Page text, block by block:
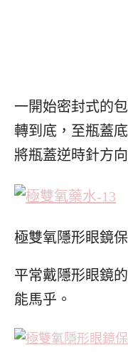
一開始密封式的
轉到底，至瓶蓋
將瓶蓋逆時針方
極雙氧隱形眼鏡
平常戴隱形眼鏡
能馬乎。